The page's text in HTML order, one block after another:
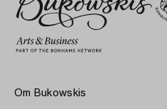
Om Bukowskis